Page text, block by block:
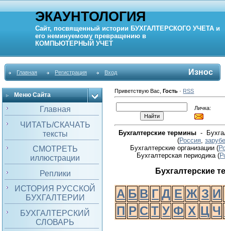
ЭКАУНТОЛОГИЯ
Сайт, посвященный истории БУХГАЛТЕРСКОГО УЧЕТА и
его неминуемому превращению в
КОМПЬЮТЕРНЫЙ УЧЕТ
Главная Регистрация Вход Износ
Меню Сайта
Главная
ЧИТАТЬ/СКАЧАТЬ
тексты
СМОТРЕТЬ
иллюстрации
Реплики
ИСТОРИЯ РУССКОЙ
БУХГАЛТЕРИИ
БУХГАЛТЕРСКИЙ
СЛОВАРЬ
Приветствую Вас ,Гость · RSS
Личка:
Бухгалтерские термины-
(Россия,
Бухгалтерские организации (
Бухгалтерская периодика(
Бухгалтерские
А Б В Г Д Е Ж З И
П Р С Т У Ф Х Ц Ч